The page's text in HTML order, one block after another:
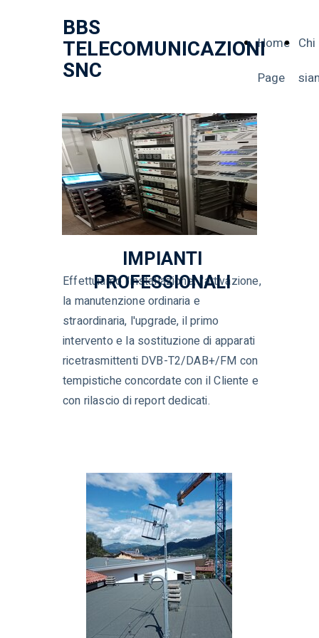
BBS
TELECOMUNICAZIONI
SNC
Home
Page
Chi
IMPIANTI
PROFESSIONALI
Effettuiamo l'installazione, l'attivazione,
la manutenzione ordinaria e
straordinaria, l'upgrade, il primo
intervento e la sostituzione di apparati
ricetrasmittenti DVB-T2/DAB+/FM con
tempistiche concordate con il Cliente e
con rilascio di report dedicati.